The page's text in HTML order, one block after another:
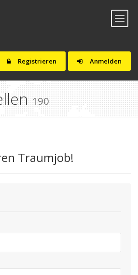
Anmelden
Registrieren
Toggle
190
Traumjob!